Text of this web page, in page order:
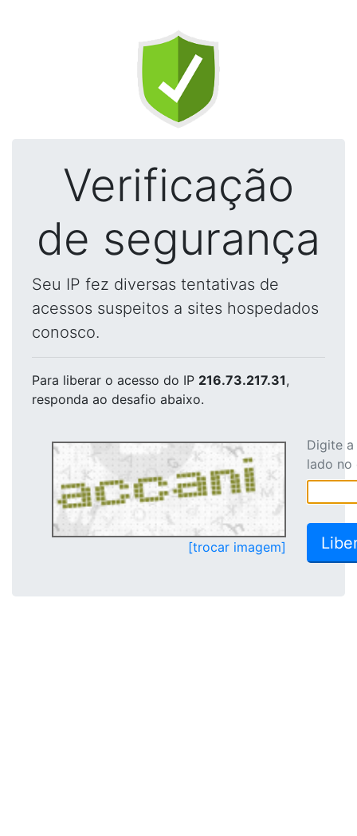
Verificação
de segurança
Seu IP fez diversas tentativas de
acessos suspeitos a sites hospedados
conosco.
Para liberar o acesso do IP 216.73.217.31,
responda ao desafio abaixo.
[trocar imagem]
Digite
lado no